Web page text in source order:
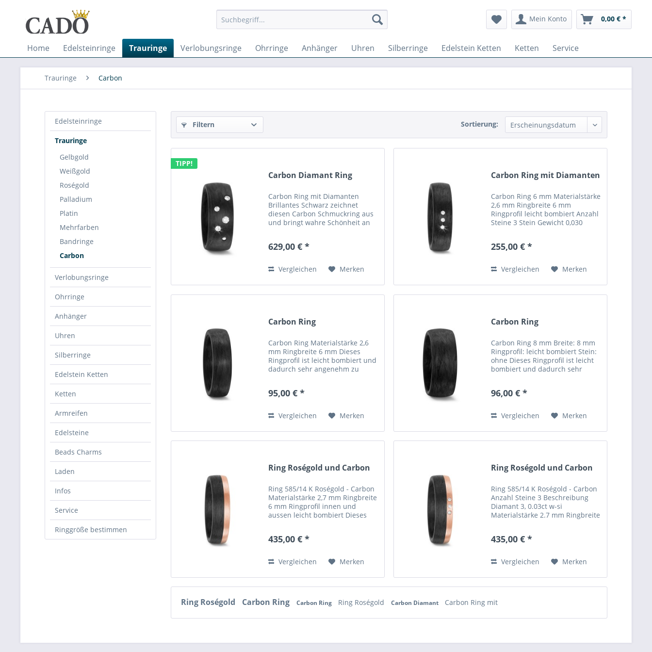
Mein Konto 0,00 € *
Home Edelsteinringe Trauringe Verlobungsringe Ohrringe Anhänger Uhren Silberringe Edelstein Ketten Ketten Service
Trauringe Carbon
Edelsteinringe
Trauringe
Gelbgold
Weißgold
Roségold
Palladium
Platin
Mehrfarben
Bandringe
Carbon
Verlobungsringe
Ohrringe
Anhänger
Uhren
Silberringe
Edelstein Ketten
Ketten
Armreifen
Edelsteine
Beads Charms
Laden
Infos
Service
Ringgröße bestimmen
Filtern Sortierung:
TIPP!
Carbon Diamant Ring
Carbon Ring mit Diamanten
Brillantes Schwarz zeichnet
diesen Carbon Schmuckring aus
und bringt wahre Schönheit an
in jedem Lichtstrahl und heben
traumhaft...
629,00 € *
Vergleichen Merken
Carbon Ring mit Diamanten
Carbon Ring 6 mm Materialstärke
2,6 mm Ringbreite 6 mm
Ringprofil leicht bombiert Anzahl
Steine 3 Stein Gewicht 0,030
dadurch sehr angenehm zu
255,00 € *
Vergleichen Merken
Carbon Ring
Carbon Ring Materialstärke 2,6
mm Ringbreite 6 mm Dieses
Ringprofil ist leicht bombiert und
dadurch sehr angenehm zu
denn die Ringe werden extra in
95,00 € *
Vergleichen Merken
Carbon Ring
Carbon Ring 8 mm Breite: 8 mm
Ringprofil: leicht bombiert Stein:
ohne Dieses Ringprofil ist leicht
bombiert und dadurch sehr
Lieferzeit von ca 4 Wochen, denn
96,00 € *
Vergleichen Merken
Ring Roségold und Carbon
Ring 585/14 K Roségold - Carbon
Materialstärke 2,7 mm Ringbreite
6 mm Ringprofil innen und
aussen leicht bombiert Dieses
tragen. Bei Carbonringen besteht
435,00 € *
Vergleichen Merken
Ring Roségold und Carbon
Ring 585/14 K Roségold - Carbon
Anzahl Steine 3 Beschreibung
Diamant 3, 0.03ct w-si
Materialstärke 2.7 mm Ringbreite
Diamant Steingewicht 0.03ct
Ringprofil...
435,00 € *
Vergleichen Merken
Ring Roségold Carbon Ring Carbon Ring Ring Roségold Carbon Diamant Carbon Ring mit